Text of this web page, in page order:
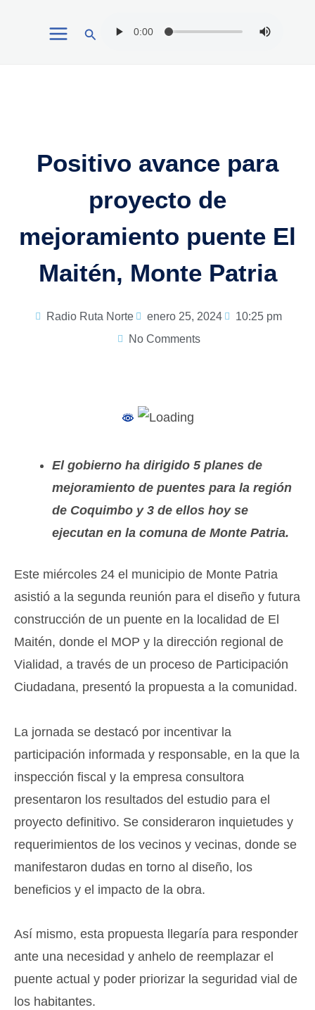
Buscar
Positivo avance para
proyecto de
mejoramiento puente El
Maitén, Monte Patria
Radio Ruta Norte enero 25, 2024
10:25 pm
No Comments
El gobierno ha dirigido 5 planes de
mejoramiento de puentes para la región
de Coquimbo y 3 de ellos hoy se
ejecutan en la comuna de Monte Patria.
Este miércoles 24 el municipio de Monte Patria
asistió a la segunda reunión para el diseño y futura
construcción de un puente en la localidad de El
Maitén, donde el MOP y la dirección regional de
Vialidad, a través de un proceso de Participación
Ciudadana, presentó la propuesta a la comunidad.
La jornada se destacó por incentivar la
participación informada y responsable, en la que la
inspección fiscal y la empresa consultora
presentaron los resultados del estudio para el
proyecto definitivo. Se consideraron inquietudes y
requerimientos de los vecinos y vecinas, donde se
manifestaron dudas en torno al diseño, los
beneficios y el impacto de la obra.
Así mismo, esta propuesta llegaría para responder
ante una necesidad y anhelo de reemplazar el
puente actual y poder priorizar la seguridad vial de
los habitantes.